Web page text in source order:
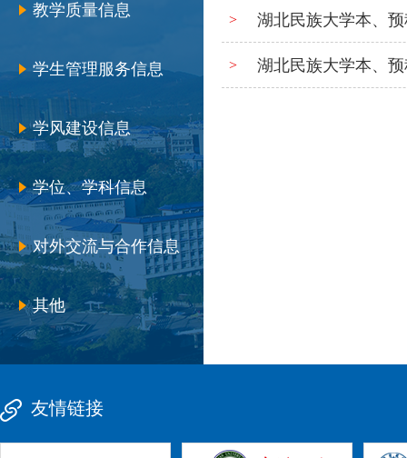
教学质量信息
学生管理服务信息
学风建设信息
学位、学科信息
对外交流与合作信息
其他
> 湖北民族大学本、
> 湖北民族大学本、
友情链接